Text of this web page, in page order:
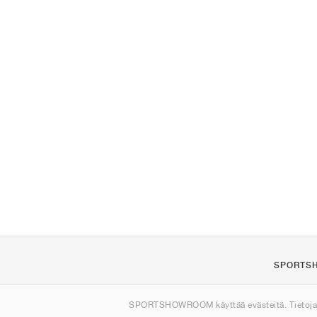
SPORTSHOWROOM käyttää evästeitä. Tietoja
Ota